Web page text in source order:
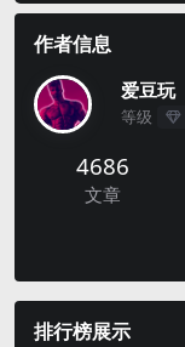
作者信息
爱豆玩
等级
4686
文章
排行榜展示